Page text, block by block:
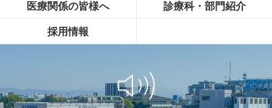
医療関係の皆様へ 診療科・部門紹介
採用情報